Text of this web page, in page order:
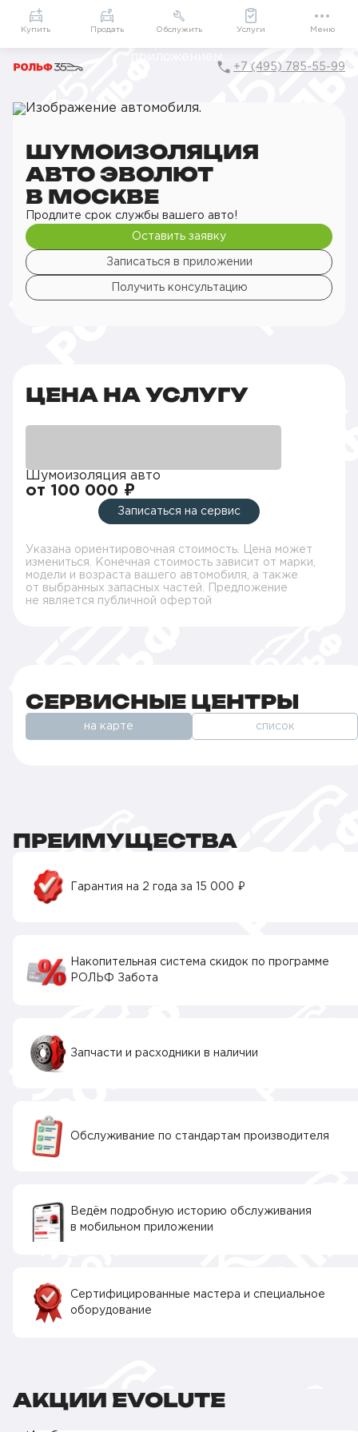
Приложение
Мой РОЛЬФ
Подарки внутри
+7 (495) 785-55-99
Главная
РОЛЬФ Сервис
Сервис Evolute
Детейлинг
Шумоизоляция
Шумоизоляция авто
ШУМОИЗОЛЯЦИЯ
АВТО ЭВОЛЮТ
В МОСКВЕ
Продлите срок службы вашего авто!
Оставить заявку
Записаться в приложении
Получить консультацию
ЦЕНА НА УСЛУГУ
Шумоизоляция авто
от 100 000 ₽
Записаться на сервис
Указана ориентировочная стоимость. Цена может
измениться. Конечная стоимость зависит от марки,
модели и возраста вашего автомобиля, а также
от выбранных запасных частей. Предложение
не является публичной офертой
СЕРВИСНЫЕ ЦЕНТРЫ
на карте список
ПРЕИМУЩЕСТВА
Гарантия на 2 года за 15 000 ₽
Накопительная система скидок по программе
РОЛЬФ Забота
Запчасти и расходники в наличии
Обслуживание по стандартам производителя
Ведём подробную историю обслуживания
в мобильном приложении
Сертифицированные мастера и специальное
оборудование
АКЦИИ EVOLUTE
Купить Продать Обслужить Услуги Меню